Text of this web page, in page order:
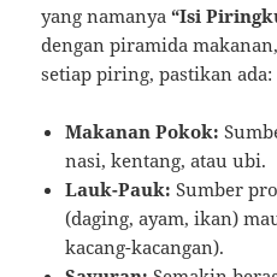
yang namanya“Isi
dengan piramida
setiap piring, pastikan ada:
Makanan Pokok:
nasi, kentang, atau ubi.
Lauk-Pauk: Sumber
(daging, ayam, ikan)
kacang-kacangan).